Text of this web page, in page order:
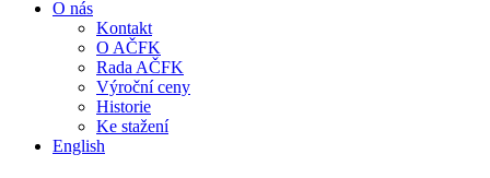
O nás
Kontakt
O AČFK
Rada AČFK
Výroční ceny
Historie
Ke stažení
English